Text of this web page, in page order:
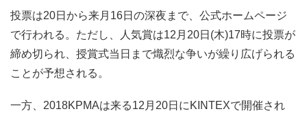
投票は20日から来月16日の深夜まで、公式ホームページ
で行われる。ただし、人気賞は12月20日(木)17時に投票が
締め切られ、授賞式当日まで熾烈な争いが繰り広げられる
ことが予想される。
一方、2018KPMAは来る12月20日にKINTEXで開催され